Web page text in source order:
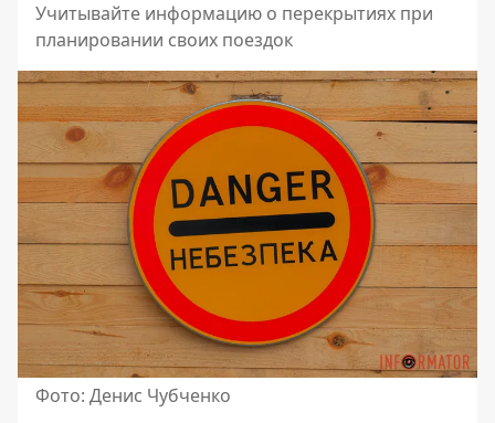
Учитывайте информацию о перекрытиях при
планировании своих поездок
Фото: Денис Чубченко